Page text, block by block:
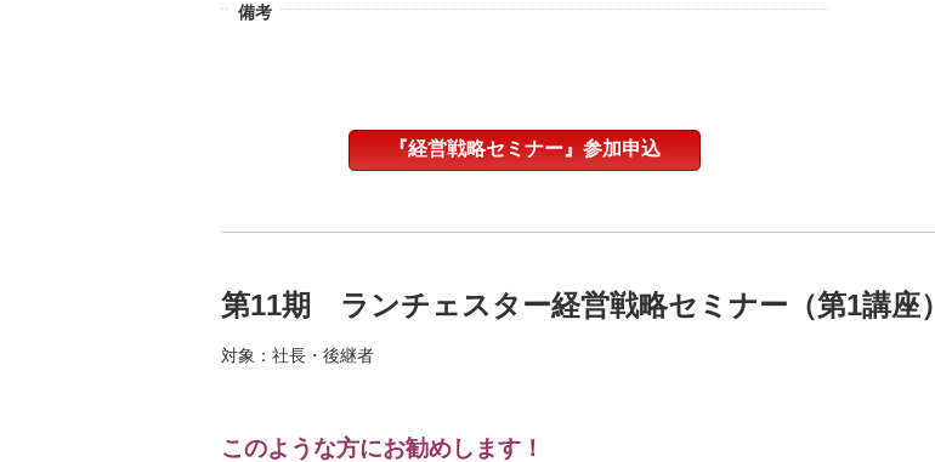
備考
『経営戦略セミナー』参加申込
第11期 ランチェスター経営戦略セミナー（第1講座）
対象：社長・後継者
このような方にお勧めします！